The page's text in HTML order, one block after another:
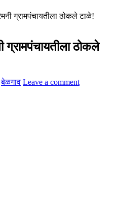
ग्रामपंचायतीला ठोकले टाळे!
ग्रामपंचायतीला ठोकले
बेळगाव Leave a comment